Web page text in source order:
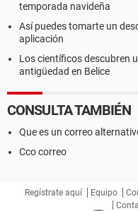
temporada navideña
Así puedes tomarte un
aplicación
Los científicos descubren
antigüedad en Belice
CONSULTA TAMBIÉN
Que es un correo
Cco correo
Regístrate aquí Equipo